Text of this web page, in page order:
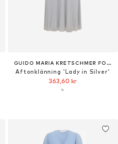
GUIDO MARIA KRETSCHMER FOR BRIDGERTON
Aftonklänning 'Lady in Silver'
363,60 kr